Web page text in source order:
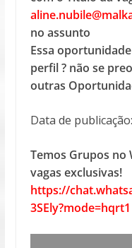
no assunto
Essa
perfil ? não se
outras
Data de
Temos Grupos no
vagas exclusivas!
https://
3SEly?mode=hqrt1